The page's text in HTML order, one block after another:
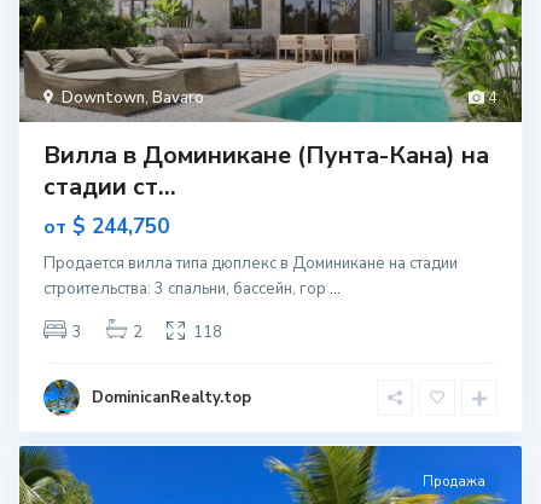
4
Downtown, Bavaro
Вилла в Доминикане (Пунта-Кана) на
стадии ст...
от $ 244,750
Продается вилла типа дюплекс в Доминикане на стадии
строительcтва: 3 спальни, бассейн, гор ...
3
2 118
DominicanRealty.top
Продажа